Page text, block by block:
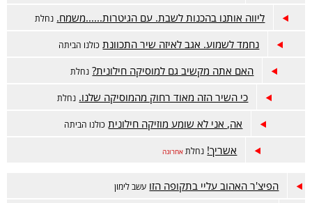
ליווה אותנו בהכנות לשבת. עם הגיטרות......משמח. נחלת
נחמד לשמוע. אגב לאיזה שיר התכוונת כולנו הביתה
האם אתה מקשיב גם למוסיקה חילונית? נחלת
כי השיר הזה מאוד רחוק מהמוסיקה שלנו. נחלת
אה, אני לא שומע מוזיקה חילונית כולנו הביתה
אשריך! נחלת אחרונה
הפיצ'ר האהוב עליי בתקופה הזו עשב לימון